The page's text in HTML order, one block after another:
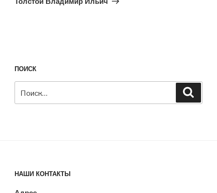
ПОИСК
НАШИ КОНТАКТЫ